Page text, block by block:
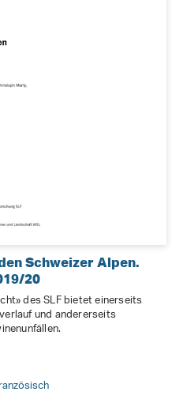
Schweizer Alpen.
20
des SLF bietet einerseits
und andererseits